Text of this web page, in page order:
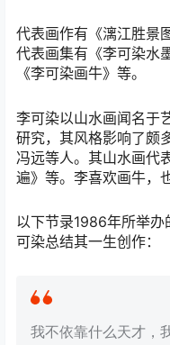
代表画作有《漓江胜景
代表画集有《李可染水
《李可染画牛》等。
李可染以山水画闻名于
研究，其风格影响了颇
冯远等人。其山水画代
遍》等。李喜欢画牛，
以下节录1986年所举
可染总结其一生创作：
我不依靠什么天才，